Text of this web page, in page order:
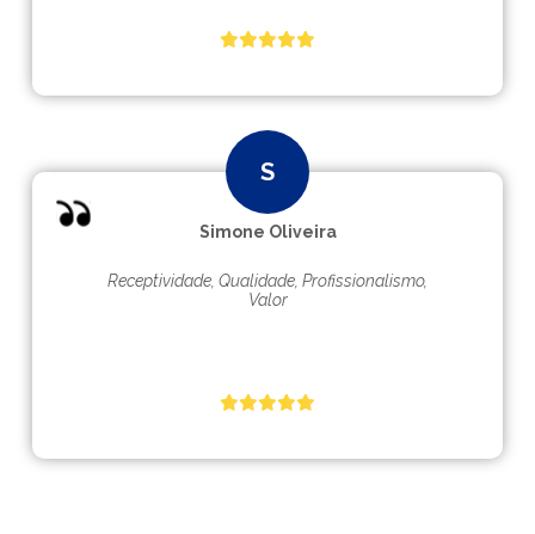
Simone Oliveira
Receptividade, Qualidade, Profissionalismo,
Valor